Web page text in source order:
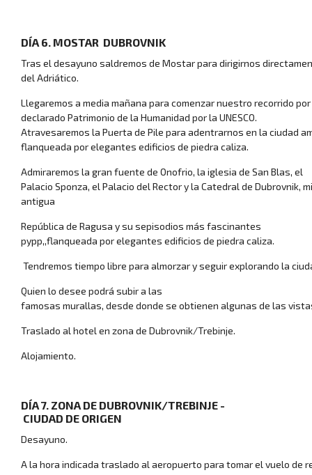
DÍA 6. MOSTAR ­ DUBROVNIK
Tras el desayuno saldremos de Mostar para dirigirnos
del Adriático.
Llegaremos a media mañana para comenzar nuestro recorrido
declarado Patrimonio de la Humanidad por la UNESCO.
Atravesaremos la Puerta de Pile para adentrarnos en la ciudad
flanqueada por elegantes edificios de piedra caliza.
Admiraremos la gran fuente de Onofrio, la iglesia de San Blas, el
Palacio Sponza, el Palacio del Rector y la Catedral de
antigua
República de Ragusa y su sepisodios más fascinantes
pypp,,flanqueada por elegantes edificios de piedra caliza.
Tendremos tiempo libre para almorzar y seguir explorando la
Quien lo desee podrá subir a las
famosas murallas, desde donde se obtienen algunas de las
Traslado al hotel en zona de Dubrovnik/Trebinje.
Alojamiento.
DÍA 7. ZONA DE DUBROVNIK/TREBINJE ­
CIUDAD DE ORIGEN
Desayuno.
A la hora indicada traslado al aeropuerto para tomar el vuelo de